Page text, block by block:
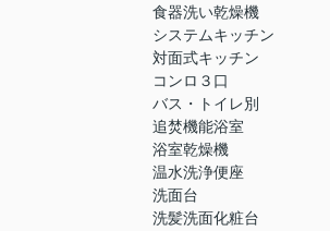
食器洗い乾燥機
システムキッチン
対面式キッチン
コンロ３口
バス・トイレ別
追焚機能浴室
浴室乾燥機
温水洗浄便座
洗面台
洗髪洗面化粧台